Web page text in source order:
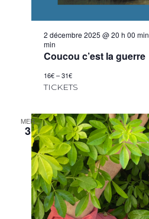
2 décembre 2025 @ 20 h 00 min
min
Coucou c’est la guerre
16€ – 31€
TICKETS
MER
3